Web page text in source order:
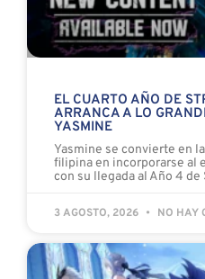
EL CUARTO AÑO DE
ARRANCA A LO
YASMINE
Yasmine se convierte en
filipina en incorporarse al
con su llegada al Año 4
3 AGOSTO, 2026 NO HAY